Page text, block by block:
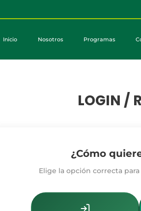
Inicio Nosotros Programas
LOGIN /
¿Cómo
Elige la opción correcta